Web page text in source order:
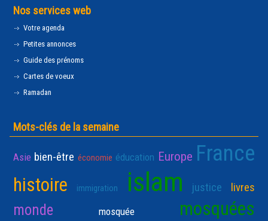
Nos services web
Votre agenda
Petites annonces
Guide des prénoms
Cartes de voeux
Ramadan
Mots-clés de la semaine
Asie bien-être économie éducation Europe France
histoire immigration islam justice livres
monde mosquée mosquées